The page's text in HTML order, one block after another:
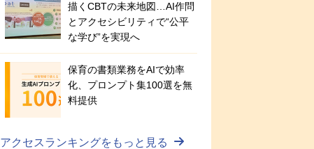
描くCBTの未来地図…AI作問
とアクセシビリティで“公平
な学び”を実現へ
保育の書類業務をAIで効率
化、プロンプト集100選を無
料提供
アクセスランキングをもっと見る